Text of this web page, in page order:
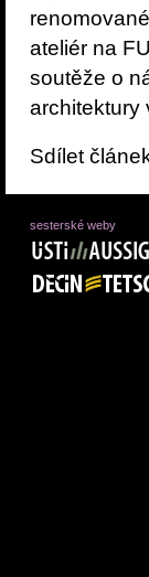
ateliér na
soutěže o
architektury
Sdílet
sesterské weby